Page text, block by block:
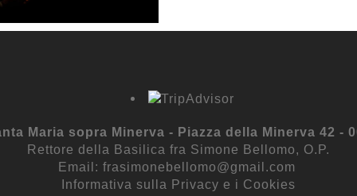
Maria sopra Minerva - Piazza della Minerva 42 -
Rettore della Basilica fra Simone Bellomo, O.P.
Email: frasimonebellomo@gmail.com
Informativa sulla Privacy e i Cookies